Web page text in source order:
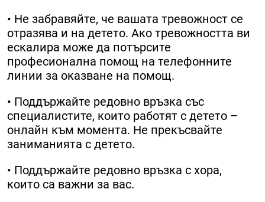
• Не забравяйте, че вашата тревожност се
отразява и на детето. Ако тревожността ви
ескалира може да потърсите
професионална помощ на телефонните
линии за оказване на помощ.
• Поддържайте редовно връзка със
специалистите, които работят с детето –
онлайн към момента. Не прекъсвайте
заниманията с детето.
• Поддържайте редовно връзка с хора,
които са важни за вас.